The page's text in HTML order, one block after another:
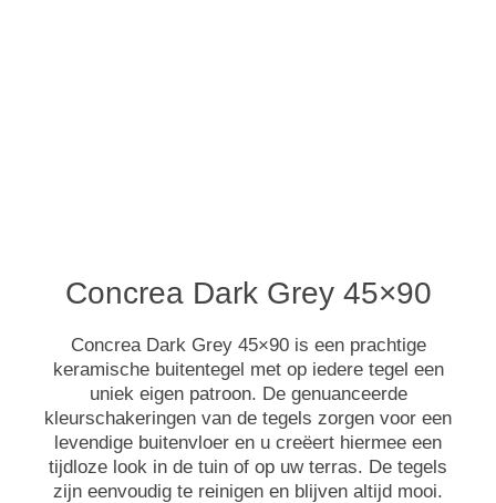
Concrea Dark Grey 45×90
Concrea Dark Grey 45×90 is een prachtige
keramische buitentegel met op iedere tegel een
uniek eigen patroon. De genuanceerde
kleurschakeringen van de tegels zorgen voor een
levendige buitenvloer en u creëert hiermee een
tijdloze look in de tuin of op uw terras. De tegels
zijn eenvoudig te reinigen en blijven altijd mooi.